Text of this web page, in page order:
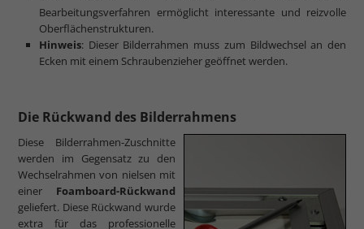
Bearbeitungsverfahren ermöglicht interessante und reizvolle
Oberflächenstrukturen.
Hinweis: Dieser Bilderrahmen muss zum Bildwechsel an den
Ecken mit einem Schraubenzieher geöffnet werden.
Die Rückwand des Bilderrahmens
Diese Bilderrahmen-Zuschnitte
werden im Gegensatz zu den
Wechselrahmen von nielsen mit
einer Foamboard-Rückwand
geliefert. Diese Rückwand wurde
extra für das professionelle